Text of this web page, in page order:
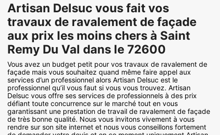
Artisan Delsuc vous fait vos
travaux de ravalement de façade
aux prix les moins chers à Saint
Remy Du Val dans le 72600
Vous avez un budget petit pour vos travaux de ravalement de
façade mais vous souhaitez quand même faire appel aux
services d’un professionnel alors Artisan Delsuc est le
professionnel qu’il vous faut si vous vous trouvez. Artisan
Delsuc vous offre ses services de professionnels à des prix
défiant toute concurrence sur le marché tout en vous
garantissant une prestation de travail de ravalement de façade
de très bonne qualité. Nous vous invitons vivement à vous
rendre sur son site internet et nous vous conseillons fortement